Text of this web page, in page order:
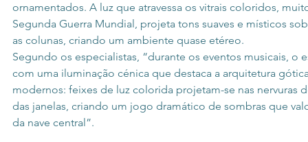
ornamentados. A luz que atravessa os vitrais coloridos,
Segunda Guerra Mundial, projeta tons suaves e místicos
as colunas, criando um ambiente quase etéreo.
Segundo os especialistas, “durante os eventos musicais, o
com uma iluminação cénica que destaca a arquitetura
modernos: feixes de luz colorida projetam-se nas nervuras
das janelas, criando um jogo dramático de sombras que
da nave central”.